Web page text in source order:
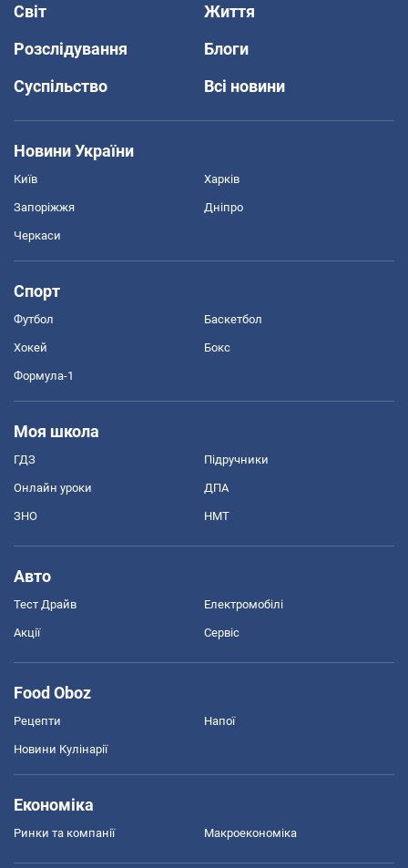
Світ
Життя
Розслідування
Блоги
Суспільство
Всі новини
Новини України
Київ Харків
Запоріжжя Дніпро
Черкаси
Спорт
Футбол Баскетбол
Хокей Бокс
Формула-1
Моя школа
ГДЗ Підручники
Онлайн уроки ДПА
ЗНО НМТ
Авто
Тест Драйв Електромобілі
Акції Сервіс
Food Oboz
Рецепти Напої
Новини Кулінарії
Економіка
Ринки та компанії Макроекономіка